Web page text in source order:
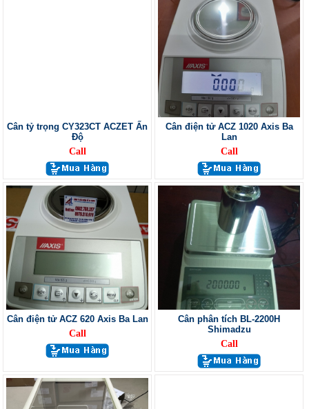
Cân tỷ trọng CY323CT ACZET Ấn
Độ
Call
Cân điện tử ACZ 1020 Axis Ba
Lan
Call
Cân điện tử ACZ 620 Axis Ba Lan
Call
Cân phân tích BL-2200H
Shimadzu
Call